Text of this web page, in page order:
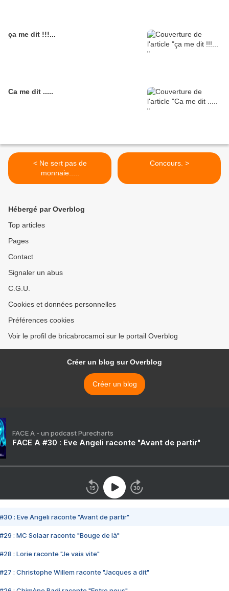
ça me dit !!!...
Ca me dit .....
< Ne sert pas de
monnaie.....
Concours. >
Hébergé par Overblog
Top articles
Pages
Contact
Signaler un abus
C.G.U.
Cookies et données personnelles
Préférences cookies
Voir le profil de bricabrocamoi sur le portail Overblog
Créer un blog sur Overblog
Créer un blog
FACE A - un podcast Purecharts
FACE A #30 : Eve Angeli raconte "Avant de partir"
#30 : Eve Angeli raconte "Avant de partir"
#29 : MC Solaar raconte "Bouge de là"
#28 : Lorie raconte "Je vais vite"
#27 : Christophe Willem raconte "Jacques a dit"